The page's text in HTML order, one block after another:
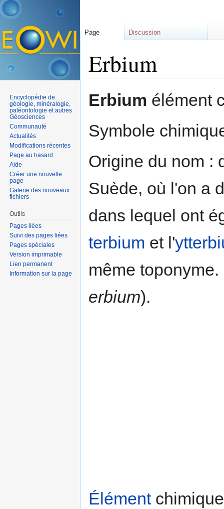
Erbium
Erbium élément
Symbole
Origine du nom :
Suède, où l'on a
dans lequel ont
terbium et l'
même
erbium).
Élément
Page Discussion
Encyclopédie de
géologie, minéralogie,
paléontologie et autres
Géosciences
Communauté
Actualités
Modifications récentes
Page au hasard
Aide
Créer une nouvelle
page
Galerie des nouveaux
fichiers
Outils
Pages liées
Suivi des pages liées
Pages spéciales
Version imprimable
Lien permanent
Information sur la page